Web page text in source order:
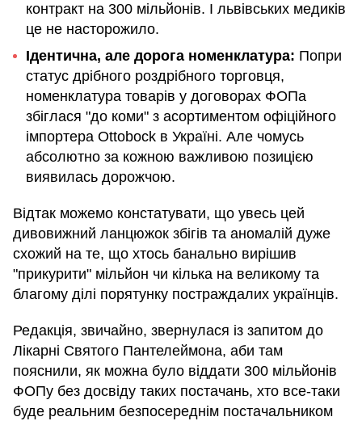
контракт на 300 мільйонів. І львівських медиків
це не насторожило.
Ідентична, але дорога номенклатура: Попри
статус дрібного роздрібного торговця,
номенклатура товарів у договорах ФОПа
збіглася "до коми" з асортиментом офіційного
імпортера Ottobock в Україні. Але чомусь
абсолютно за кожною важливою позицією
виявилась дорожчою.
Відтак можемо констатувати, що увесь цей
дивовижний ланцюжок збігів та аномалій дуже
схожий на те, що хтось банально вирішив
"прикурити" мільйон чи кілька на великому та
благому ділі порятунку постраждалих українців.
Редакція, звичайно, звернулася із запитом до
Лікарні Святого Пантелеймона, аби там
пояснили, як можна було віддати 300 мільйонів
ФОПу без досвіду таких постачань, хто все-таки
буде реальним безпосереднім постачальником